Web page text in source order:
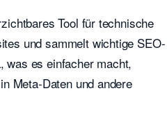
Tool für technische
und sammelt wichtige SEO-
was es einfacher macht,
Meta-Daten und andere